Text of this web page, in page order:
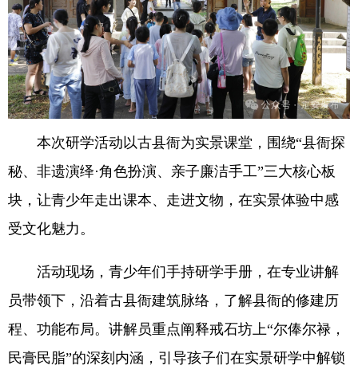
本次研学活动以古县衙为实景课堂，围绕“县衙探
秘、非遗演绎·角色扮演、亲子廉洁手工”三大核心板
块，让青少年走出课本、走进文物，在实景体验中感
受文化魅力。
活动现场，青少年们手持研学手册，在专业讲解
员带领下，沿着古县衙建筑脉络，了解县衙的修建历
程、功能布局。讲解员重点阐释戒石坊上“尔俸尔禄，
民膏民脂”的深刻内涵，引导孩子们在实景研学中解锁